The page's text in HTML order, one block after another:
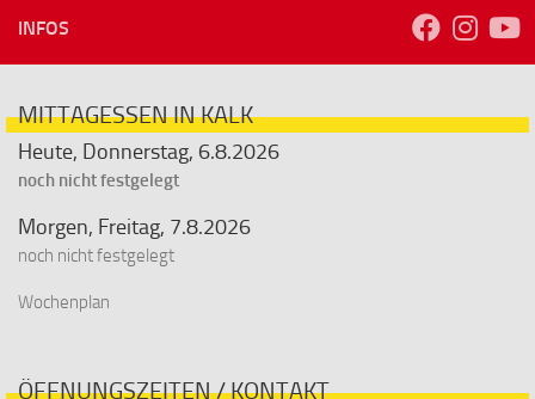
INFOS
MITTAGESSEN IN KALK
Heute, Donnerstag, 6.8.2026
noch nicht festgelegt
Morgen, Freitag, 7.8.2026
noch nicht festgelegt
Wochenplan
ÖFFNUNGSZEITEN / KONTAKT